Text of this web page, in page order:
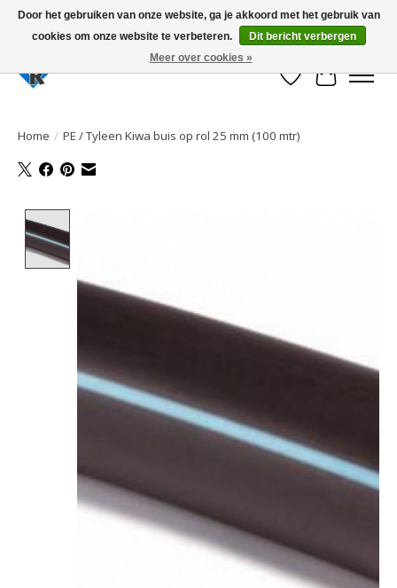
Large selection of products and fast shipping!
Verlanglijst
Home / PE / Tyleen Kiwa buis op rol 25 mm (100 mtr)
Door het gebruiken van onze website, ga je akkoord met het gebruik van
cookies om onze website te verbeteren.
Dit bericht verbergen
Meer over cookies »